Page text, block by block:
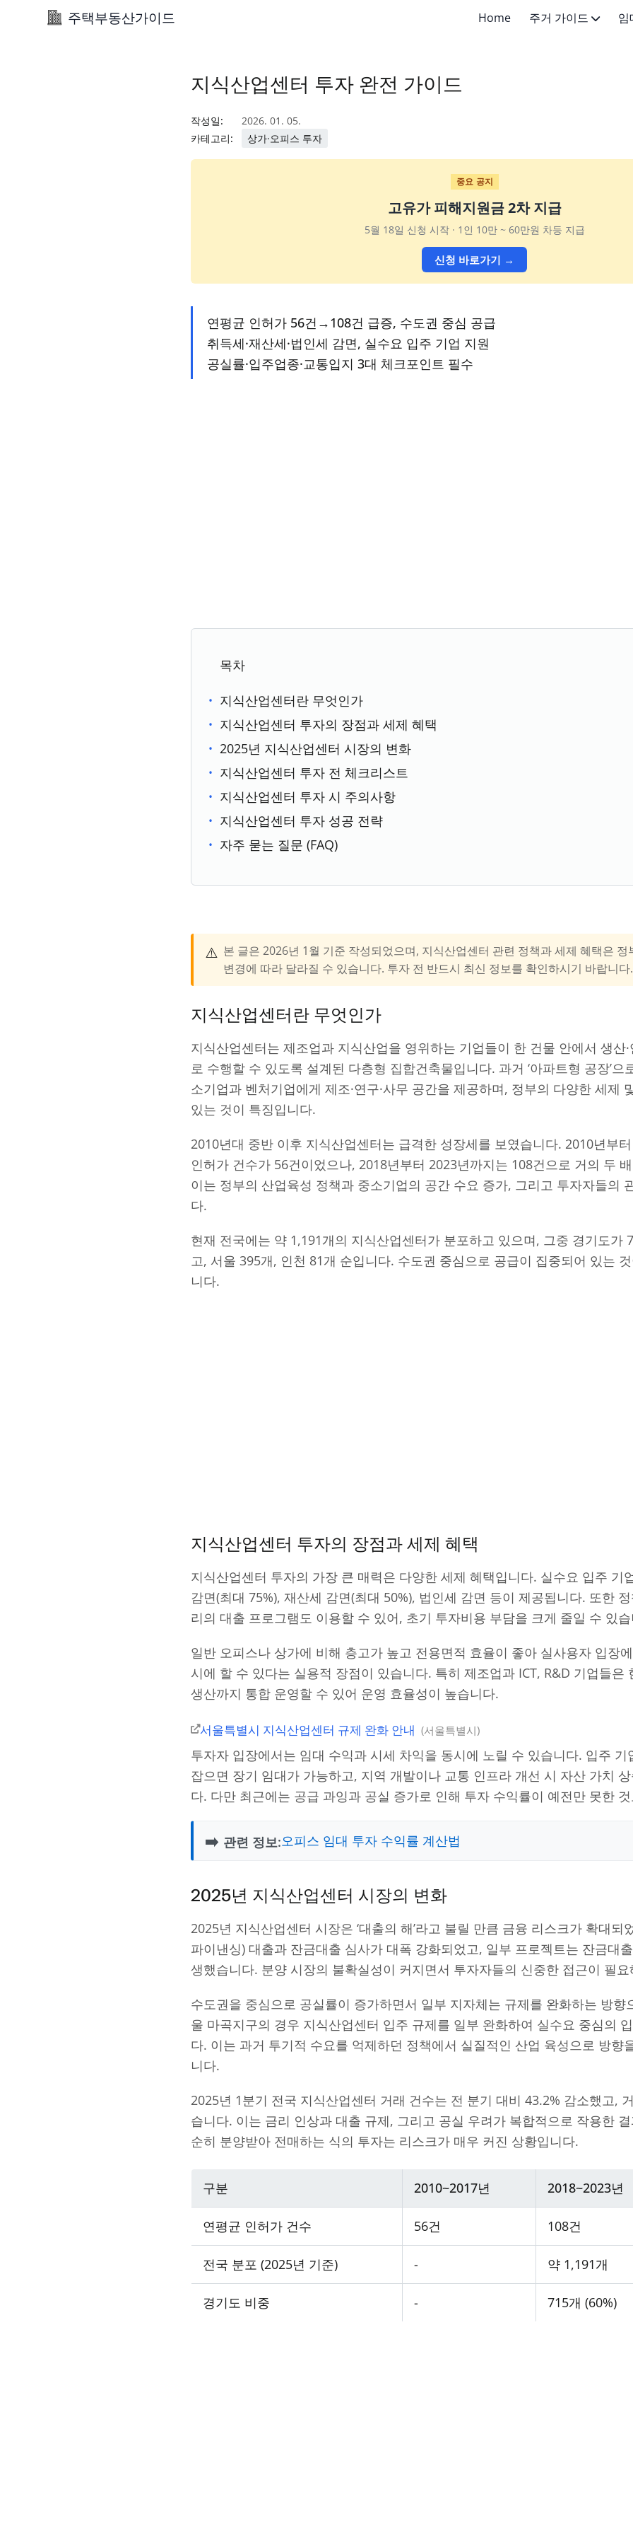
주택부동산가이드 Home 주거 가이드 임
지식산업센터 투자 완전 가이드
작성일:
2026. 01. 05.
카테고리:
상가·오피스 투자
중요 공지
고유가 피해지원금 2차 지급
5월 18일 신청 시작 · 1인 10만 ~ 60만원 차등 지급
신청 바로가기 →
연평균 인허가 56건→108건 급증, 수도권 중심 공급
취득세·재산세·법인세 감면, 실수요 입주 기업 지원
공실률·입주업종·교통입지 3대 체크포인트 필수
목차
지식산업센터란 무엇인가
지식산업센터 투자의 장점과 세제 혜택
2025년 지식산업센터 시장의 변화
지식산업센터 투자 전 체크리스트
지식산업센터 투자 시 주의사항
지식산업센터 투자 성공 전략
자주 묻는 질문 (FAQ)
⚠️ 본 글은 2026년 1월 기준 작성되었으며, 지식산업센터 관련 정책과 세제 혜택은 정
변경에 따라 달라질 수 있습니다. 투자 전 반드시 최신 정보를 확인하시기 바랍니다.
지식산업센터란 무엇인가
지식산업센터는 제조업과 지식산업을 영위하는 기업들이 한 건물 안에서 생산·
로 수행할 수 있도록 설계된 다층형 집합건축물입니다. 과거 ‘아파트형 공장’으
소기업과 벤처기업에게 제조·연구·사무 공간을 제공하며, 정부의 다양한 세제
있는 것이 특징입니다.
2010년대 중반 이후 지식산업센터는 급격한 성장세를 보였습니다. 2010년부
인허가 건수가 56건이었으나, 2018년부터 2023년까지는 108건으로 거의 두
이는 정부의 산업육성 정책과 중소기업의 공간 수요 증가, 그리고 투자자들의
다.
현재 전국에는 약 1,191개의 지식산업센터가 분포하고 있으며, 그중 경기도가
고, 서울 395개, 인천 81개 순입니다. 수도권 중심으로 공급이 집중되어 있는
니다.
지식산업센터 투자의 장점과 세제 혜택
지식산업센터 투자의 가장 큰 매력은 다양한 세제 혜택입니다. 실수요 입주 기
감면(최대 75%), 재산세 감면(최대 50%), 법인세 감면 등이 제공됩니다. 또한
리의 대출 프로그램도 이용할 수 있어, 초기 투자비용 부담을 크게 줄일 수 있
일반 오피스나 상가에 비해 층고가 높고 전용면적 효율이 좋아 실사용자 입장
시에 할 수 있다는 실용적 장점이 있습니다. 특히 제조업과 ICT, R&D 기업들은
생산까지 통합 운영할 수 있어 운영 효율성이 높습니다.
서울특별시 지식산업센터 규제 완화 안내 서울특별시
투자자 입장에서는 임대 수익과 시세 차익을 동시에 노릴 수 있습니다. 입주 기
잡으면 장기 임대가 가능하고, 지역 개발이나 교통 인프라 개선 시 자산 가치
다. 다만 최근에는 공급 과잉과 공실 증가로 인해 투자 수익률이 예전만 못한
➡️ 관련 정보:오피스 임대 투자 수익률 계산법
2025년 지식산업센터 시장의 변화
2025년 지식산업센터 시장은 ‘대출의 해’라고 불릴 만큼 금융 리스크가 확대되
파이낸싱) 대출과 잔금대출 심사가 대폭 강화되었고, 일부 프로젝트는 잔금대
생했습니다. 분양 시장의 불확실성이 커지면서 투자자들의 신중한 접근이 필
수도권을 중심으로 공실률이 증가하면서 일부 지자체는 규제를 완화하는 방향
울 마곡지구의 경우 지식산업센터 입주 규제를 일부 완화하여 실수요 중심의
다. 이는 과거 투기적 수요를 억제하던 정책에서 실질적인 산업 육성으로 방향
니다.
2025년 1분기 전국 지식산업센터 거래 건수는 전 분기 대비 43.2% 감소했고,
습니다. 이는 금리 인상과 대출 규제, 그리고 공실 우려가 복합적으로 작용한
순히 분양받아 전매하는 식의 투자는 리스크가 매우 커진 상황입니다.
구분 2010~2017년 2018~2023년
연평균 인허가 건수 56건 108건
전국 분포 (2025년 기준) - 약 1,191개
경기도 비중 - 715개 (60%)